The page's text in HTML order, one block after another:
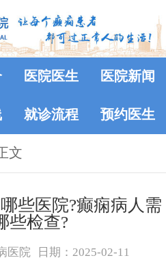
医院医生 医院新闻
就诊流程 预约医生
文
些医院?癫痫病人需
些检查?
医院 日期：2025-02-11